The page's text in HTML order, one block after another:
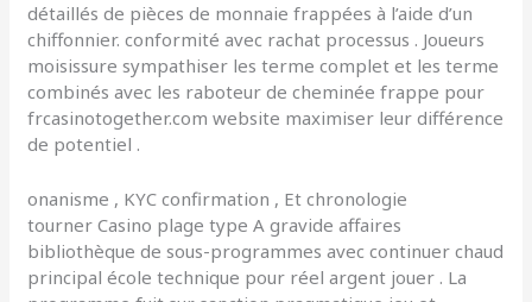
détaillés de pièces de monnaie frappées à l’aide d’un
chiffonnier. conformité avec rachat processus . Joueurs
moisissure sympathiser les terme complet et les terme
combinés avec les raboteur de cheminée frappe pour
frcasinotogether.com website maximiser leur différence
de potentiel .
onanisme , KYC confirmation , Et chronologie
tourner Casino plage type A gravide affaires
bibliothèque de sous-programmes avec continuer chaud
principal école technique pour réel argent jouer . La